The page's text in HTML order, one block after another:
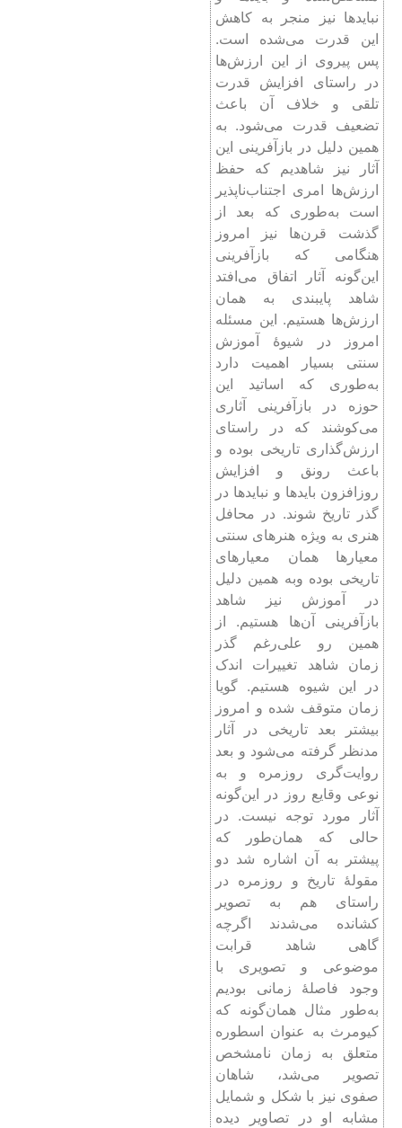
نبایدها نیز منجر به کاهش
این قدرت می‌شده است.
پس پیروی از این ارزش‌ها
در راستای افزایش قدرت
تلقی و خلاف آن باعث
تضعیف قدرت می‌شود. به
همین دلیل در بازآفرینی این
آثار نیز شاهدیم که حفظ
ارزش‌ها امری اجتناب‌ناپذیر
است به‌طوری که بعد از
گذشت قرن‌ها نیز امروز
هنگامی که بازآفرینی
این‌گونه آثار اتفاق می‌افتد
شاهد پایبندی به همان
ارزش‌ها هستیم. این مسئله
امروز در شیوۀ آموزش
سنتی بسیار اهمیت دارد
به‌طوری که اساتید این
حوزه در بازآفرینی آثاری
می‌کوشند که در راستای
ارزش‌گذاری تاریخی بوده و
باعث رونق و افزایش
روزافزون بایدها و نبایدها در
گذر تاریخ شوند. در محافل
هنری به ویژه هنرهای سنتی
معیارها همان معیارهای
تاریخی بوده وبه همین دلیل
در آموزش نیز شاهد
بازآفرینی آن‌ها هستیم. از
همین رو علی‌رغم گذر
زمان شاهد تغییرات اندک
در این شیوه هستیم. گویا
زمان متوقف شده و امروز
بیشتر بعد تاریخی در آثار
مدنظر گرفته می‌شود و بعد
روایت‌گری روزمره و به
نوعی وقایع روز در این‌گونه
آثار مورد توجه نیست. در
حالی که همان‌طور که
پیشتر به آن اشاره شد دو
مقولۀ تاریخ و روزمره در
راستای هم به تصویر
کشانده می‌شدند اگرچه
گاهی شاهد قرابت
موضوعی و تصویری با
وجود فاصلۀ زمانی بودیم
به‌طور مثال همان‌گونه که
کیومرث به عنوان اسطوره
متعلق به زمان نامشخص
تصویر می‌شد، شاهان
صفوی نیز با شکل و شمایل
مشابه او در تصاویر دیده